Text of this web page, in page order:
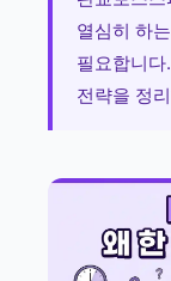
열심히 하
필요합니
전략을 정